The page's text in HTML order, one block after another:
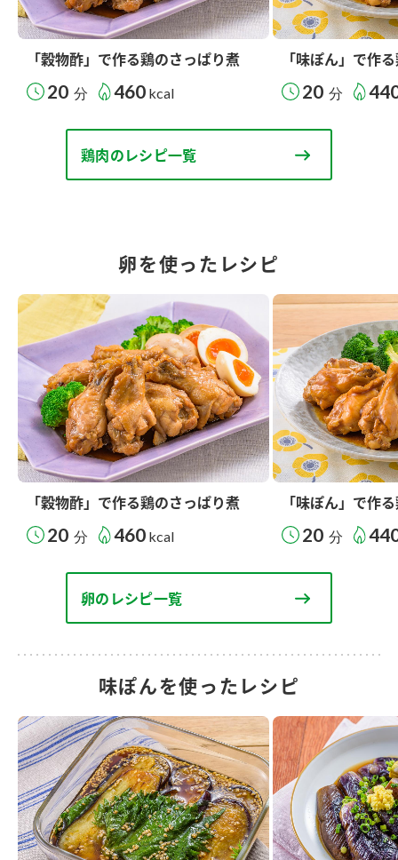
「穀物酢」で作る鶏のさっぱり煮
20 分 460 kcal
「味ぽん」で作
20 分
鶏肉のレシピ一覧
卵を使ったレシピ
「穀物酢」で作る鶏のさっぱり煮
20 分 460 kcal
「味ぽん」で作
20 分
卵のレシピ一覧
味ぽんを使ったレシピ